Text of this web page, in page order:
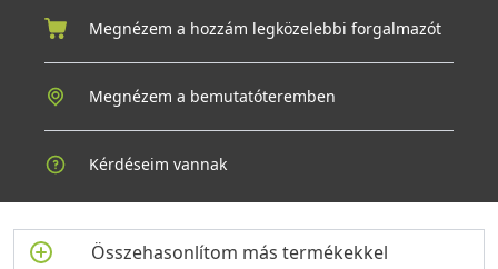
Megnézem a hozzám legközelebbi forgalmazót
Megnézem a bemutatóteremben
Kérdéseim vannak
Összehasonlítom más termékekkel